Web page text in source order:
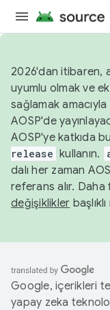
2026'dan itibaren,
uyumlu olmak ve
sağlamak
AOSP'de
AOSP'ye katkıda
release kullanın.
dalı her zaman
referans alır.
değişiklikler
Google, içerikleri
yapay zeka